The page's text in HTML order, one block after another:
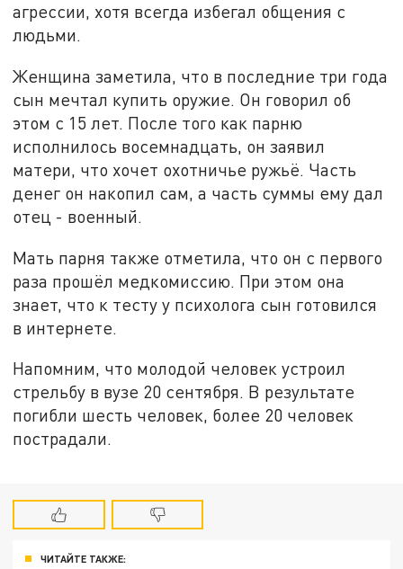
агрессии, хотя всегда избегал общения с
людьми.
Женщина заметила, что в последние три года
сын мечтал купить оружие. Он говорил об
этом с 15 лет. После того как парню
исполнилось восемнадцать, он заявил
матери, что хочет охотничье ружьё. Часть
денег он накопил сам, а часть суммы ему дал
отец - военный.
Мать парня также отметила, что он с первого
раза прошёл медкомиссию. При этом она
знает, что к тесту у психолога сын готовился
в интернете.
Напомним, что молодой человек устроил
стрельбу в вузе 20 сентября. В результате
погибли шесть человек, более 20 человек
пострадали.
ЧИТАЙТЕ ТАКЖЕ: